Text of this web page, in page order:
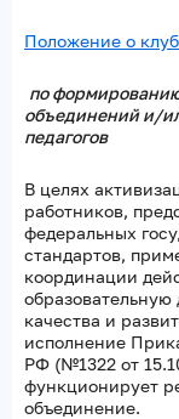
Положение о
по
объединений и/
педагогов
В целях
работников,
федеральных
стандартов,
координации
образовательную
качества и
исполнение
РФ (№1322 от
функционирует
объединение.